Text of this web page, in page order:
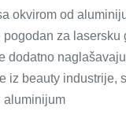
okvirom od
za
dodatno
iz beauty industrije,
aluminijum